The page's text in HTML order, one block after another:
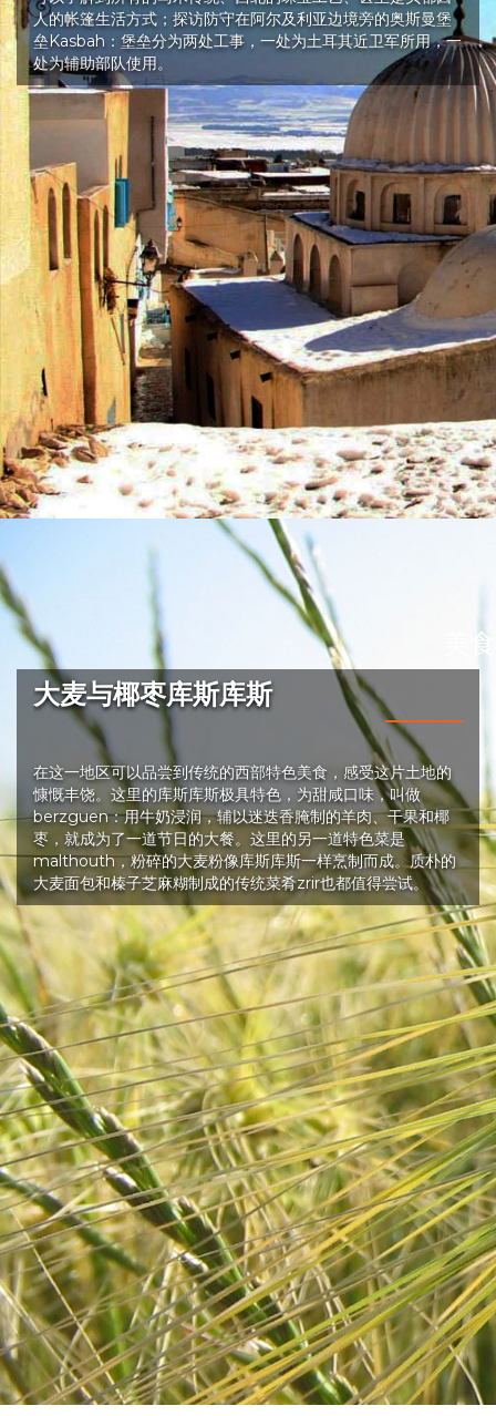
人的帐篷生活方式；探访防守在阿尔及利亚边境旁的奥斯曼堡
垒Kasbah：堡垒分为两处工事，一处为土耳其近卫军所用，一
处为辅助部队使用。
美食
大麦与椰枣库斯库斯
在这一地区可以品尝到传统的西部特色美食，感受这片土地的
慷慨丰饶。这里的库斯库斯极具特色，为甜咸口味，叫做
berzguen：用牛奶浸润，辅以迷迭香腌制的羊肉、干果和椰
枣，就成为了一道节日的大餐。这里的另一道特色菜是
malthouth，粉碎的大麦粉像库斯库斯一样烹制而成。质朴的
大麦面包和榛子芝麻糊制成的传统菜肴zrir也都值得尝试。